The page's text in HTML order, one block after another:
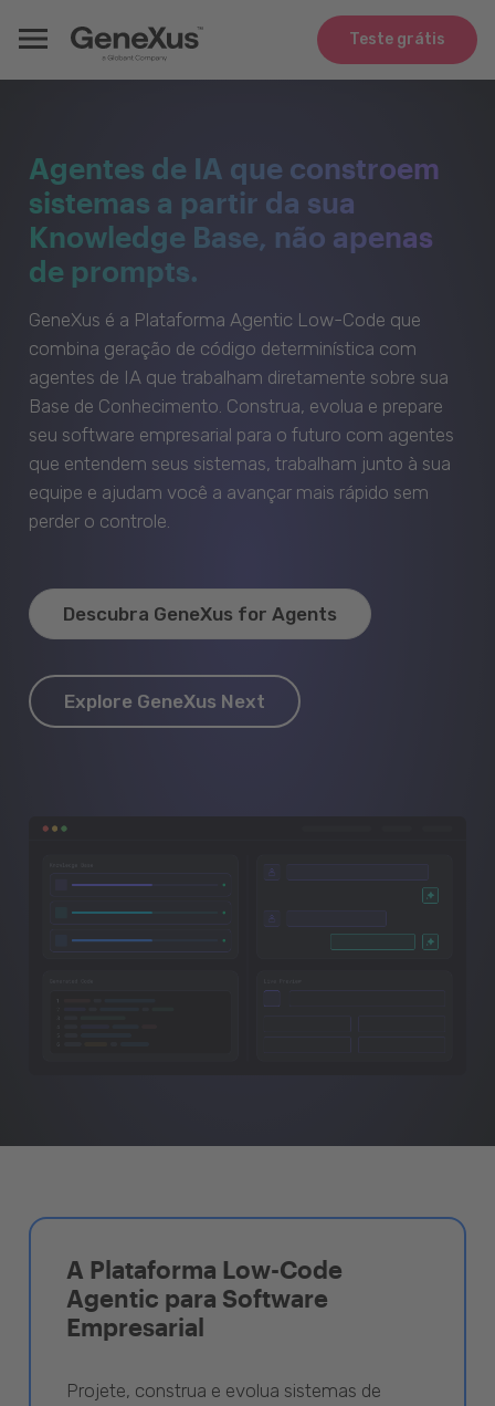
Teste grátis
Agentes de IA que constroem
sistemas a partir da sua
Knowledge Base, não apenas
de prompts.
GeneXus é a Plataforma Agentic Low-Code que
combina geração de código determinística com
agentes de IA que trabalham diretamente sobre sua
Base de Conhecimento. Construa, evolua e prepare
seu software empresarial para o futuro com agentes
que entendem seus sistemas, trabalham junto à sua
equipe e ajudam você a avançar mais rápido sem
perder o controle.
Descubra GeneXus for Agents
Explore GeneXus Next
A Plataforma Low-Code
Agentic para Software
Empresarial
Projete, construa e evolua sistemas de